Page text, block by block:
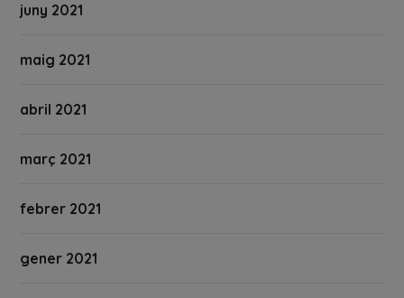
juny 2021
maig 2021
abril 2021
març 2021
febrer 2021
gener 2021